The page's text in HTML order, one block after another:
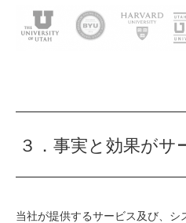
３．事実と効果がサ
当社が提供するサービス及び、シ